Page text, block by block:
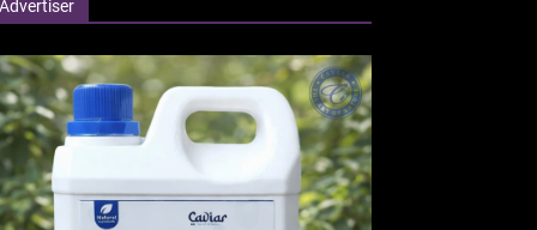
Advertiser